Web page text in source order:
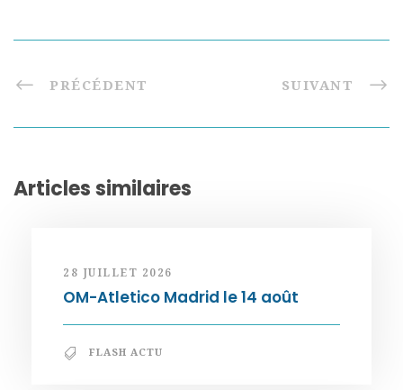
PRÉCÉDENT SUIVANT
Articles similaires
28 JUILLET 2026
OM-Atletico Madrid le 14 août
FLASH ACTU